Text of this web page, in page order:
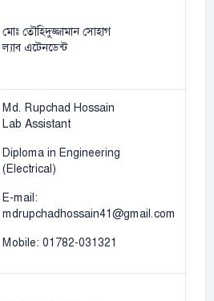
মোঃ তৌহিদুজ্জামান সোহাগ
ল্যাব এটেনডেন্ট
Md. Rupchad Hossain
Lab Assistant
Diploma in Engineering
(Electrical)
E-mail:
mdrupchadhossain41@gmail.com
Mobile: 01782-031321